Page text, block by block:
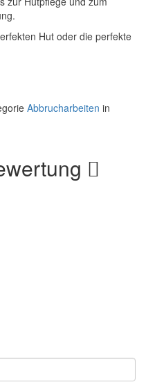
Hut oder die perfekte
Abbrucharbeiten in